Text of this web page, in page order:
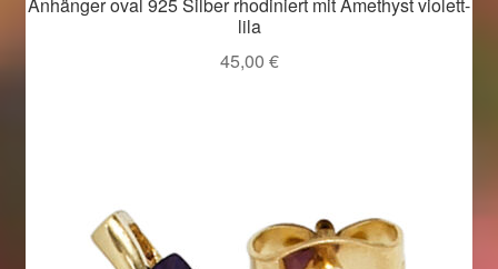
Anhänger oval 925 Silber rhodiniert mit Amethyst violett-
lila
45,00 €